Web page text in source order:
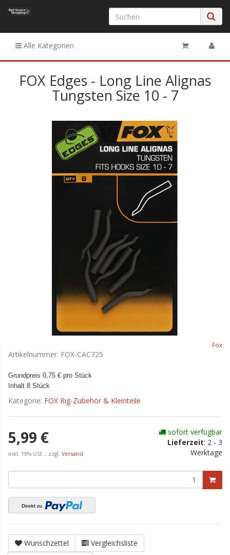
Alle Kategorien
FOX Edges - Long Line Alignas
Tungsten Size 10 - 7
Fox
Artikelnummer: FOX-CAC725
Grundpreis 0,75 € pro Stück
Inhalt 8 Stück
Kategorie: FOX Rig-Zubehör & Kleinteile
5,99 €
inkl. 19% USt. , zzgl. Versand
sofort verfügbar
Lieferzeit: 2 - 3
Werktage
Wunschzettel
Vergleichsliste